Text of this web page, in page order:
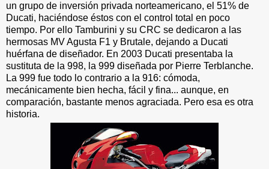
un grupo de inversión privada norteamericano, el 51% de
Ducati, haciéndose éstos con el control total en poco
tiempo. Por ello Tamburini y su CRC se dedicaron a las
hermosas MV Agusta F1 y Brutale, dejando a Ducati
huérfana de diseñador. En 2003 Ducati presentaba la
sustituta de la 998, la 999 diseñada por Pierre Terblanche.
La 999 fue todo lo contrario a la 916: cómoda,
mecánicamente bien hecha, fácil y fina... aunque, en
comparación, bastante menos agraciada. Pero esa es otra
historia.